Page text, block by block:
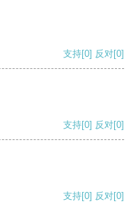
支持[0] 反对[0]
支持[0] 反对[0]
支持[0] 反对[0]